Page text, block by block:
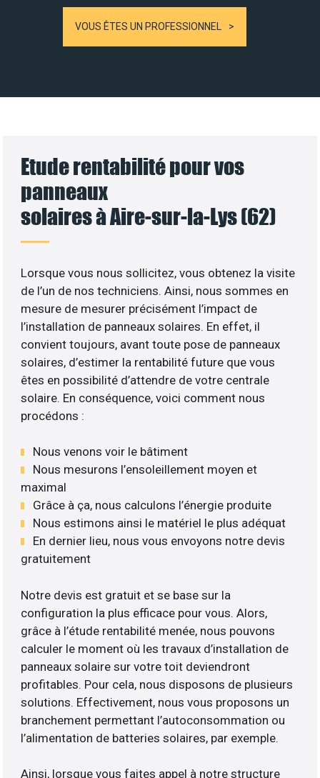
VOUS ÊTES UN PROFESSIONNEL
Etude rentabilité pour vos
panneaux
solaires à Aire-sur-la-Lys (62)
Lorsque vous nous sollicitez, vous obtenez la visite
de l’un de nos techniciens. Ainsi, nous sommes en
mesure de mesurer précisément l’impact de
l’installation de panneaux solaires. En effet, il
convient toujours, avant toute pose de panneaux
solaires, d’estimer la rentabilité future que vous
êtes en possibilité d’attendre de votre centrale
solaire. En conséquence, voici comment nous
procédons :
Nous venons voir le bâtiment
Nous mesurons l’ensoleillement moyen et
maximal
Grâce à ça, nous calculons l’énergie produite
Nous estimons ainsi le matériel le plus adéquat
En dernier lieu, nous vous envoyons notre devis
gratuitement
Notre devis est gratuit et se base sur la
configuration la plus efficace pour vous. Alors,
grâce à l’étude rentabilité menée, nous pouvons
calculer le moment où les travaux d’installation de
panneaux solaire sur votre toit deviendront
profitables. Pour cela, nous disposons de plusieurs
solutions. Effectivement, nous vous proposons un
branchement permettant l’autoconsommation ou
l’alimentation de batteries solaires, par exemple.
Ainsi, lorsque vous faites appel à notre structure